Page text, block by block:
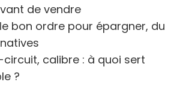
de vendre
le bon ordre pour épargner, du
calibre : à quoi sert
?